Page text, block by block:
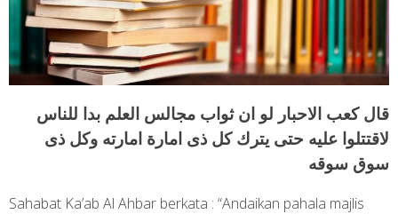
قال كعب الاحبار لو ان ثواب مجالس العلم بدا للناس
لاقتتلوا عليه حتى يترك كل ذى امارة امارته وكل ذى
سوق سوقه
Sahabat Ka’ab Al Ahbar berkata : “Andaikan pahala majlis